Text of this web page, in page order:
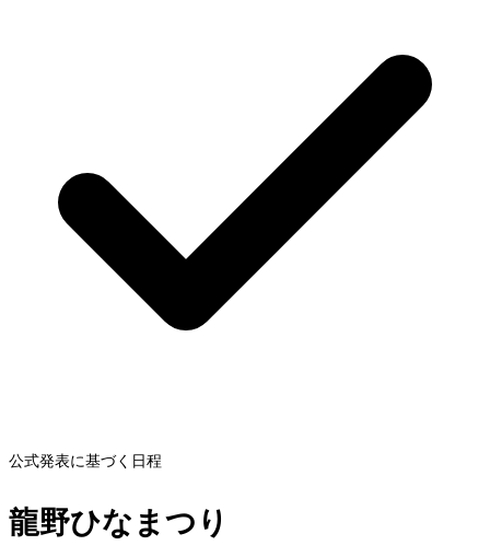
公式発表に基づく日程
龍野ひなまつり